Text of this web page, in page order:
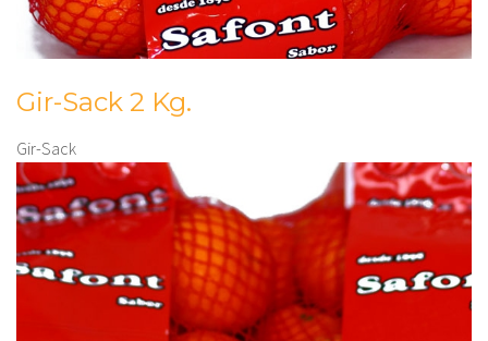
Gir-Sack 2 Kg.
Gir-Sack